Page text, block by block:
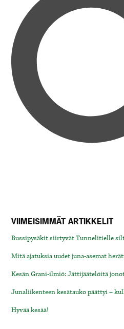
VIIMEISIMMÄT ARTIKKELIT
Bussipysäkit siirtyvät Tunnelitielle
Mitä ajatuksia uudet juna-asemat
Kesän Grani-ilmiö: Jättijäätelöitä
Junaliikenteen kesätauko päättyi –
Hyvää kesää!